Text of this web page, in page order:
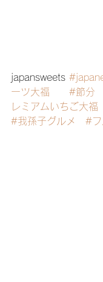
japansweets
ーツ大福
#節分
レミアムいちご大福
#我孫子グルメ
#フ